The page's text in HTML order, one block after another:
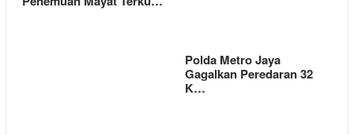
Polda Metro Jaya
Gagalkan Peredaran 32
K…